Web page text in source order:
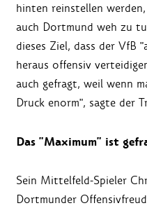
hinten reinstellen
auch Dortmund weh zu
dieses Ziel, dass der VfB
heraus offensiv
auch gefragt, weil wenn
Druck enorm", sagte der
Das "Maximum" ist
Sein Mittelfeld-Spieler
Dortmunder